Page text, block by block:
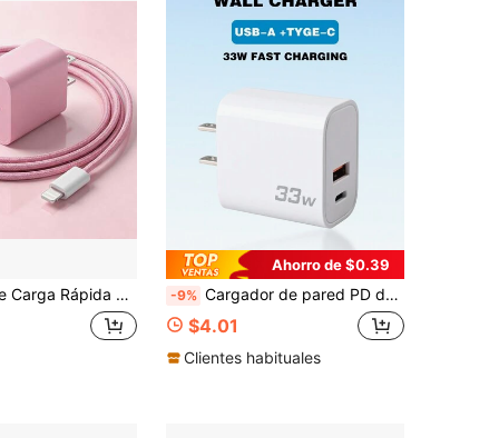
de 3.3 pies/100cm Anti-Enredos Cable de Datos USB-C a Apple IOS Juego de Carga, Compatible con IPhone 14 13 12 11 Pro Max Plus Juego de Carga Portátil
Ahorro de $0.39
-9% Cargador de pared PD de 33W, enchufe estadounidense, adaptador de cargador PD3.0 rápido tipo C, compatible con teléfonos inteligentes Apple/Android, cámaras, reproductores MP3, etc. Adecuado para viajes, oficina, dormitorio y multipuerto para el hogar
$4.01
Clientes habituales